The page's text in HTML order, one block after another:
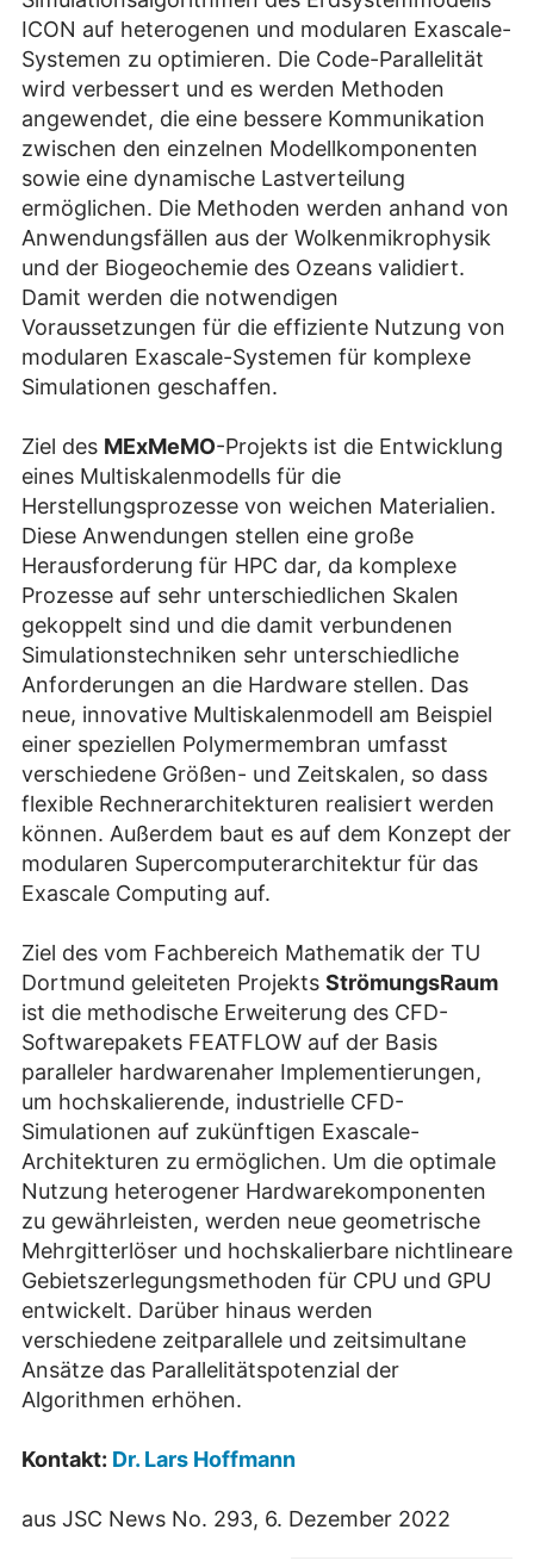
ICON auf heterogenen und modularen Exascale-
Systemen zu optimieren. Die Code-Parallelität
wird verbessert und es werden Methoden
angewendet, die eine bessere Kommunikation
zwischen den einzelnen Modellkomponenten
sowie eine dynamische Lastverteilung
ermöglichen. Die Methoden werden anhand von
Anwendungsfällen aus der Wolkenmikrophysik
und der Biogeochemie des Ozeans validiert.
Damit werden die notwendigen
Voraussetzungen für die effiziente Nutzung von
modularen Exascale-Systemen für komplexe
Simulationen geschaffen.
Ziel des MExMeMO-Projekts ist die Entwicklung
eines Multiskalenmodells für die
Herstellungsprozesse von weichen Materialien.
Diese Anwendungen stellen eine große
Herausforderung für HPC dar, da komplexe
Prozesse auf sehr unterschiedlichen Skalen
gekoppelt sind und die damit verbundenen
Simulationstechniken sehr unterschiedliche
Anforderungen an die Hardware stellen. Das
neue, innovative Multiskalenmodell am Beispiel
einer speziellen Polymermembran umfasst
verschiedene Größen- und Zeitskalen, so dass
flexible Rechnerarchitekturen realisiert werden
können. Außerdem baut es auf dem Konzept der
modularen Supercomputerarchitektur für das
Exascale Computing auf.
Ziel des vom Fachbereich Mathematik der TU
Dortmund geleiteten Projekts StrömungsRaum
ist die methodische Erweiterung des CFD-
Softwarepakets FEATFLOW auf der Basis
paralleler hardwarenaher Implementierungen,
um hochskalierende, industrielle CFD-
Simulationen auf zukünftigen Exascale-
Architekturen zu ermöglichen. Um die optimale
Nutzung heterogener Hardwarekomponenten
zu gewährleisten, werden neue geometrische
Mehrgitterlöser und hochskalierbare nichtlineare
Gebietszerlegungsmethoden für CPU und GPU
entwickelt. Darüber hinaus werden
verschiedene zeitparallele und zeitsimultane
Ansätze das Parallelitätspotenzial der
Algorithmen erhöhen.
Kontakt: Dr. Lars Hoffmann
aus JSC News No. 293, 6. Dezember 2022